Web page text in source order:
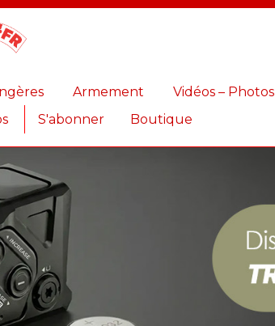
Armement
Vidéos – Photos
S'abonner Boutique